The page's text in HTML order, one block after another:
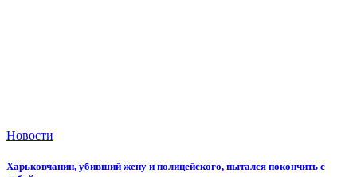
Новости
Харьковчанин, убивший жену и полицейского, пытался покончить с